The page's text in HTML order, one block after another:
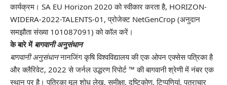
कार्यक्रम। SA EU Horizon 2020 को स्वीकार करता है, HORIZON-
WIDERA-2022-TALENTS-01, प्रोजेक्ट NetGenCrop (अनुदान
समझौता संख्या 101087091) को कॉल करें।
के बारे में बागवानी अनुसंधान
बागवानी अनुसंधाननानजिंग कृषि विश्वविद्यालय की एक ओपन एक्सेस पत्रिका है
और क्लैरिवेट, 2022 से जर्नल उद्धरण रिपोर्ट ™ की बागवानी श्रेणी में नंबर एक
स्थान पर है। पत्रिका मूल शोध लेख, समीक्षा, दृष्टिकोण, टिप्पणियां, पत्राचार